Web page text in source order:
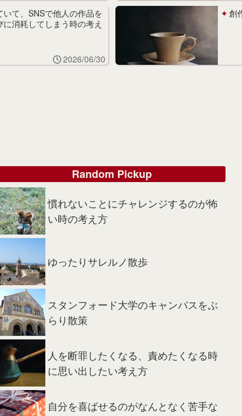
いて、SNSで他人の作品を
に消耗してしまう時の考え
2026/06/30
創
Random Pickup
慣れないことにチャレンジするのが怖
い時の考え方
ゆったりサレルノ散歩
スタンフォード大学のキャンパスをぶ
らり散策
人を断罪したくなる、責めたくなる時
に思い出したい考え方
自分を喜ばせるのがなんとなく苦手な